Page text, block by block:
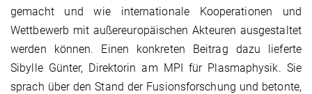
gemacht und wie internationale Kooperationen und
Wettbewerb mit außereuropäischen Akteuren ausgestaltet
werden können. Einen konkreten Beitrag dazu lieferte
Sibylle Günter, Direktorin am MPI für Plasmaphysik. Sie
sprach über den Stand der Fusionsforschung und betonte,